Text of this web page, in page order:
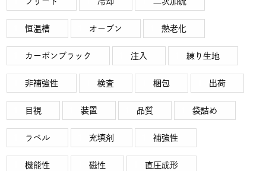
恒温槽 オーブン 熱老化
カーボンブラック 注入 練り生地
非補強性 検査 梱包 出荷
目視 装置 品質 袋詰め
ラベル 充填剤 補強性
機能性 磁性 直圧成形